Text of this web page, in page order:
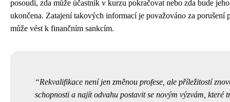
posoudí, zda může účastník v kurzu pokračovat nebo zda bude
ukončena. Zatajení takových informací je považováno za porušení
může vést k finančním sankcím.
Rekvalifikace není jen změnou profese, ale příležitostí
schopnosti a najít odvahu postavit se novým výzvám, které